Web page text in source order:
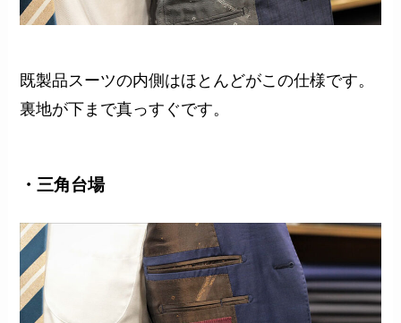
既製品スーツの内側はほとんどがこの仕様です。
裏地が下まで真っすぐです。
・三角台場